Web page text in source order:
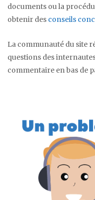
documents ou la
obtenir des conseils
La communauté du site
questions des
commentaire en bas de